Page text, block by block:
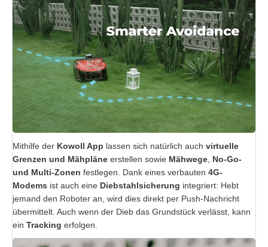
Mithilfe der Kowoll App lassen sich natürlich auch virtuelle
Grenzen und Mähpläne erstellen sowie Mähwege, No-Go-
und Multi-Zonen festlegen. Dank eines verbauten 4G-
Modems ist auch eine Diebstahlsicherung integriert: Hebt
jemand den Roboter an, wird dies direkt per Push-Nachricht
übermittelt. Auch wenn der Dieb das Grundstück verlässt, kann
ein Tracking erfolgen.